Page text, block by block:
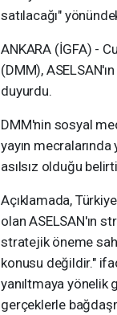
satılacağı"
ANKARA (İGFA) -
(DMM),
duyurdu.
DMM'nin sosyal
yayın
asılsız olduğu
Açıklamada,
olan ASELSAN'ın
stratejik öneme
konusu değildir."
yanıltmaya yönelik
gerçeklerle